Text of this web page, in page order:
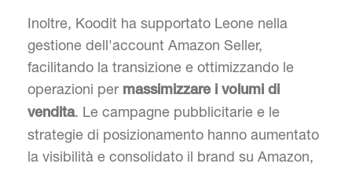
Inoltre, Koodit ha supportato Leone nella
gestione dell'account Amazon Seller,
facilitando la transizione e ottimizzando le
operazioni per massimizzare i volumi di
vendita. Le campagne pubblicitarie e le
strategie di posizionamento hanno aumentato
la visibilità e consolidato il brand su Amazon,